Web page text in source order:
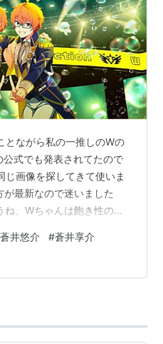
とながら私の一推しのWの
式でも発表されてたので
じ画像を探してきて使いま
が最新なので迷いました
、Wちゃんは飽き性の私
大好き…🫶 これからも、
誕生日おめでとう🎉悠
たWの誕生日動画あった！
今日は七夕🎋だった笑 え
蒼井悠介 #蒼井享介